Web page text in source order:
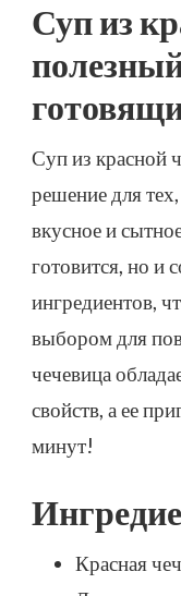
Суп из
Суп из красной
решение для
вкусное и
готовится, но и
ингредиентов,
выбором для
чечевица
свойств, а ее
минут!
Красная